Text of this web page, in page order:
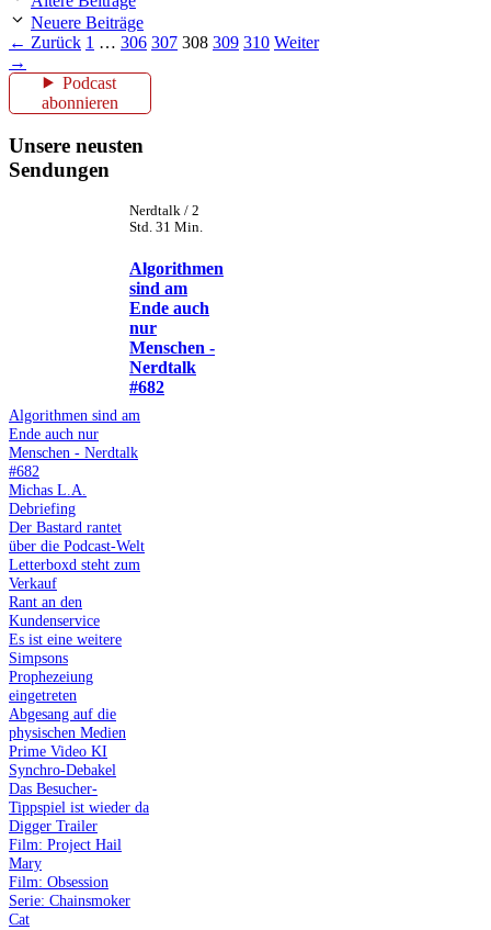
Neuere Beiträge
← Zurück Seite
1 … Seite
306 Seite
307 Seite
308 Seite
309 Seite
310 Weiter
→
Podcast
abonnieren
Unsere neusten
Sendungen
Nerdtalk / 2
Std. 31 Min.
Algorithmen
sind am
Ende auch
nur
Menschen -
Nerdtalk
#682
Algorithmen sind am
Ende auch nur
Menschen - Nerdtalk
#682
Michas L.A.
Debriefing
Der Bastard rantet
über die Podcast-Welt
Letterboxd steht zum
Verkauf
Rant an den
Kundenservice
Es ist eine weitere
Simpsons
Prophezeiung
eingetreten
Abgesang auf die
physischen Medien
Prime Video KI
Synchro-Debakel
Das Besucher-
Tippspiel ist wieder da
Digger Trailer
Film: Project Hail
Mary
Film: Obsession
Serie: Chainsmoker
Cat